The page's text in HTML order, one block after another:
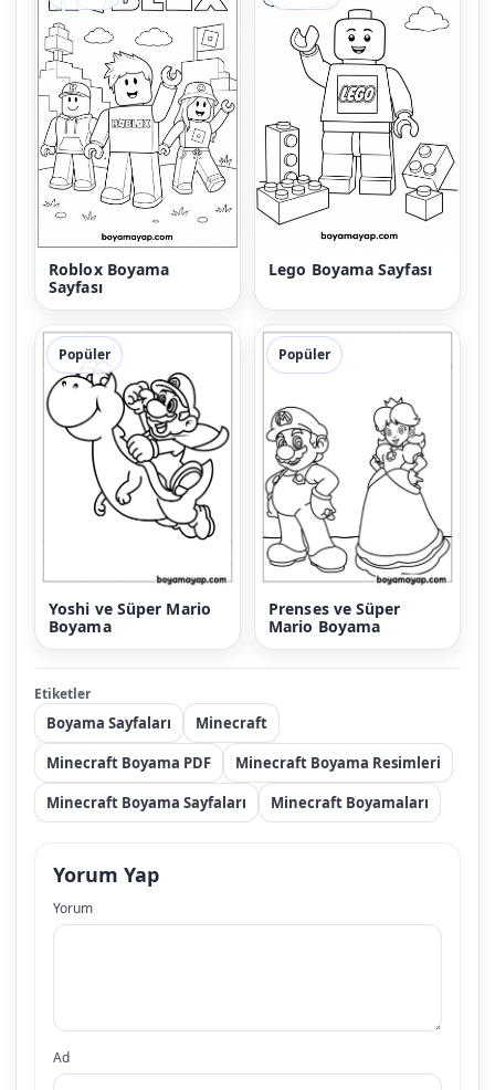
Roblox Boyama
Sayfası
Lego Boyama Sayfası
Popüler
Yoshi ve Süper Mario
Boyama
Popüler
Prenses ve Süper
Mario Boyama
Etiketler
Boyama Sayfaları
Minecraft
Minecraft Boyama PDF
Minecraft Boyama Resimleri
Minecraft Boyama Sayfaları
Minecraft Boyamaları
Yorum Yap
Yorum
Ad